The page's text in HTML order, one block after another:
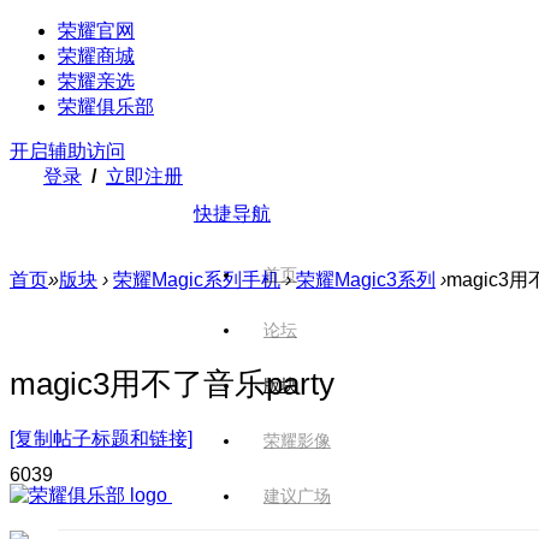
荣耀官网
荣耀商城
荣耀亲选
荣耀俱乐部
开启辅助访问
登录 / 立即注册
快捷导航
首页
论坛
版块
荣耀影像
建议广场
首页»版块 › 荣耀Magic系列手机 › 荣耀Magic3系列 ›magic3用
magic3用不了音乐party
[复制帖子标题和链接]
6039